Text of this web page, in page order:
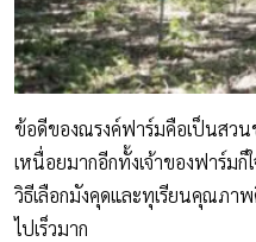
ข้อดีของณรงค์ฟาร์มคือเป็นสวน
เหนื่อยมากอีกทั้งเจ้าของฟาร์ม
วิธีเลือกมังคุดและทุเรียนคุณภา
ไปเร็วมาก